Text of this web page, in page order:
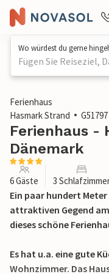
Wo würdest du gerne
Fügen Sie Reiseziel,
1 / 21
Ferienhaus
Hasmark Strand
G51797
Ferienhaus -
Dänemark
6 Gäste 3
Ein paar hundert
attraktiven Gegend
dieses schöne
Es hat u.a. eine gute
Wohnzimmer. Das